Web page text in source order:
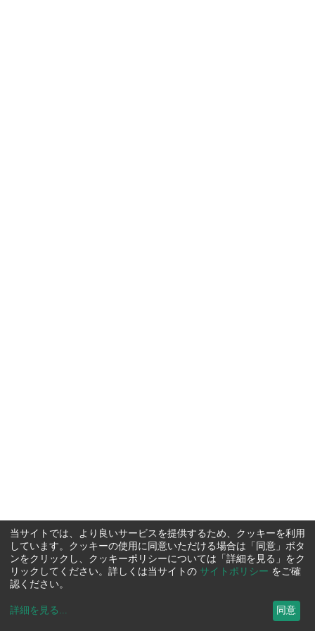
当サイトでは、より良いサービスを提供するため、クッキーを利用
しています。クッキーの使用に同意いただける場合は「同意」ボタ
ンをクリックし、クッキーポリシーについては「詳細を見る」をク
リックしてください。詳しくは当サイトの サイトポリシー をご確
認ください。
詳細を見る ... 同意